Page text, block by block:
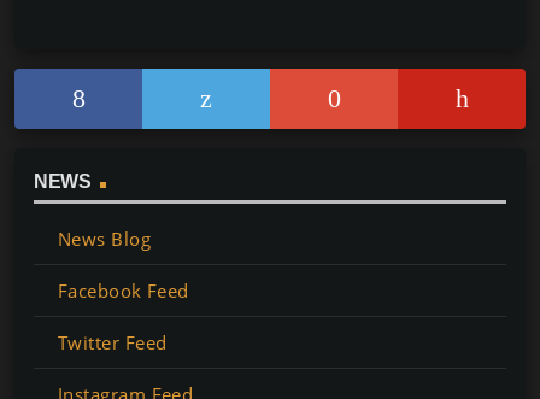
NEWS
News Blog
Facebook Feed
Twitter Feed